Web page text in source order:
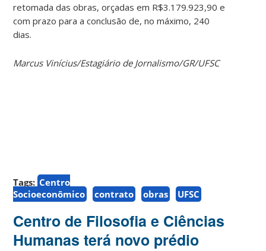
retomada das obras, orçadas em R$3.179.923,90 e
com prazo para a conclusão de, no máximo, 240
dias.
Marcus Vinícius/Estagiário de Jornalismo/GR/UFSC
Tags: Centro
Socioeconômico
contrato obras UFSC
Centro de Filosofia e Ciências
Humanas terá novo prédio